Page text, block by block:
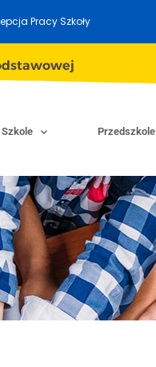
Pracy Szkoły
Szkole Przedszkole